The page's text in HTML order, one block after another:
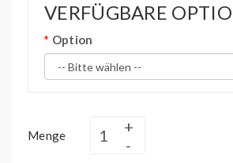
VERFÜGBARE
Option
Menge